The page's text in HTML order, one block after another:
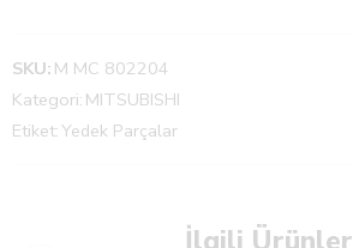
SKU: M MC 802204
Kategori: MITSUBISHI
Etiket:Yedek Parçalar